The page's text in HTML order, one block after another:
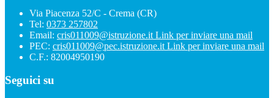
Via Piacenza 52/C - Crema (CR)
Tel: 0373 257802
Email: cris011009@istruzione.it Link per inviare una mail
PEC: cris011009@pec.istruzione.it Link per inviare una mail
C.F.: 82004950190
Seguici su